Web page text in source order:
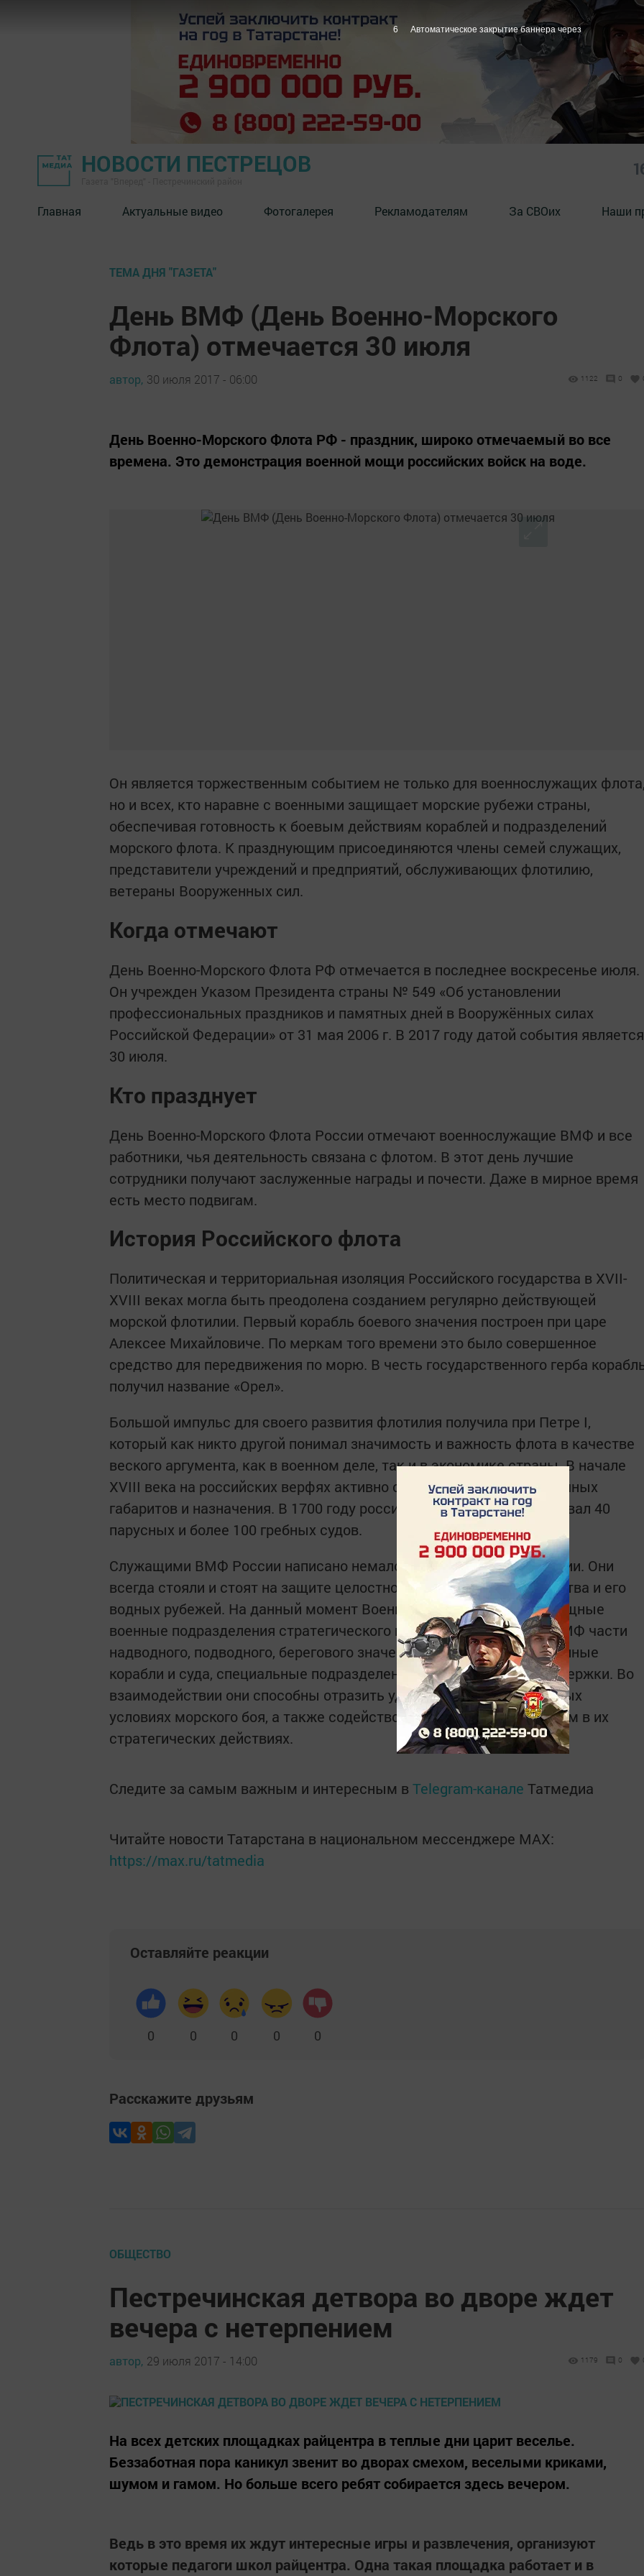
НОВОСТИ ПЕСТРЕЦОВ
Главная Актуальные видео Фотогалерея Рекламодателям За СВОих Наши
ТЕМА ДНЯ "ГАЗЕТА"
День ВМФ (День Военно-Морского
Флота) отмечается 30 июля
автор, 30 июля 2017 - 06:00 1122 0
День Военно-Морского Флота РФ - праздник, широко отмечаемый во все
времена. Это демонстрация военной мощи российских войск на воде.
Он является торжественным событием не только для военнослужащих
но и всех, кто наравне с военными защищает морские рубежи страны,
обеспечивая готовность к боевым действиям кораблей и подразделений
морского флота. К празднующим присоединяются члены семей служащих,
представители учреждений и предприятий, обслуживающих флотилию,
ветераны Вооруженных сил.
Когда отмечают
День Военно-Морского Флота РФ отмечается в последнее воскресенье июля.
Он учрежден Указом Президента страны № 549 «Об установлении
профессиональных праздников и памятных дней в Вооружённых силах
Российской Федерации» от 31 мая 2006 г. В 2017 году датой события является
30 июля.
Кто празднует
День Военно-Морского Флота России отмечают военнослужащие ВМФ и все
работники, чья деятельность связана с флотом. В этот день лучшие
сотрудники получают заслуженные награды и почести. Даже в мирное время
есть место подвигам.
История Российского флота
Политическая и территориальная изоляция Российского государства в XVII-
XVIII веках могла быть преодолена созданием регулярно действующей
морской флотилии. Первый корабль боевого значения построен при царе
Алексее Михайловиче. По меркам того времени это было совершенное
средство для передвижения по морю. В честь государственного герба
получил название «Орел».
Большой импульс для своего развития флотилия получила при Петре I,
который как никто другой понимал значимость и важность флота в качестве
веского аргумента, как в военном деле, так и в экономике страны. В начале
XVIII века на российских верфях активно строились корабли различных
габаритов и назначения. В 1700 году российский флот уже насчитывал 40
парусных и более 100 гребных судов.
Служащими ВМФ России написано немало славных страниц истории. Они
всегда стояли и стоят на защите целостности территории государства и его
водных рубежей. На данный момент Военно-морские силы РФ - мощные
военные подразделения стратегического назначения. В составе ВМФ части
надводного, подводного, берегового значения, современно оснащенные
корабли и суда, специальные подразделения и части тыловой поддержки. Во
взаимодействии они способны отразить удары нападающих в любых
условиях морского боя, а также содействовать сухопутным войскам в их
стратегических действиях.
Следите за самым важным и интересным в Telegram-канале Татмедиа
Читайте новости Татарстана в национальном мессенджере MАХ:
https://max.ru/tatmedia
Оставляйте реакции
0 0 0 0 0
Расскажите друзьям
ОБЩЕСТВО
Пестречинская детвора во дворе ждет
вечера с нетерпением
автор, 29 июля 2017 - 14:00 1179 0
На всех детских площадках райцентра в теплые дни царит веселье.
Беззаботная пора каникул звенит во дворах смехом, веселыми криками,
шумом и гамом. Но больше всего ребят собирается здесь вечером.
Ведь в это время их ждут интересные игры и развлечения, организуют
которые педагоги школ райцентра. Одна такая площадка работает и в
5 Автоматическое закрытие баннера через